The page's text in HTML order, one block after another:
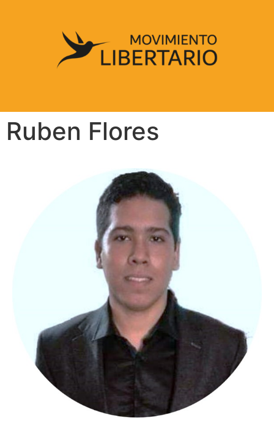
Ruben Flores